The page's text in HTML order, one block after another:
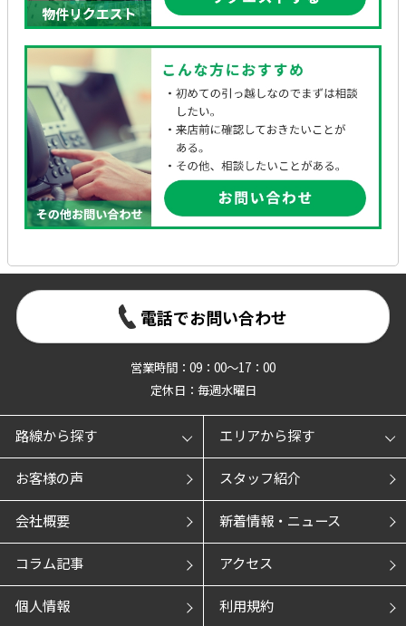
電話でお問い合わせ
営業時間：09：00～17：00
定休日：毎週水曜日
路線から探す エリアから探す
お客様の声 スタッフ紹介
会社概要 新着情報・ニュース
コラム記事 アクセス
個人情報 利用規約